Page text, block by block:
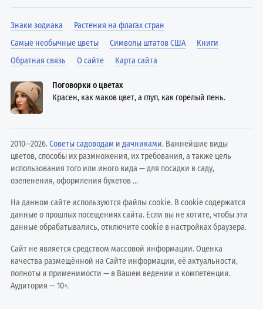
Знаки зодиака
Растения на флагах стран
Самые необычные цветы
Символы штатов США
Книги
Обратная связь
О сайте Карта сайта
Поговорки о цветах
Красен, как маков цвет, а глуп, как горелый пень.
2010—2026.Советы садоводам идачниками. Важнейшие виды
цветов, способы их размножения, их требования, а также цель
использования того или иного вида — для посадки в саду,
озеленения, оформления букетов ...
На данном сайте используются файлы cookie. В cookie содержатся
данные о прошлых посещениях сайта. Если вы не хотите, чтобы эти
данные обрабатывались, отключите cookie в настройках браузера.
Сайт не является средством массовой информации. Оценка
качества размещённой на Сайте информации, её актуальности,
полноты и применимости — в Вашем ведении и компетенции.
Аудитория — 10+.